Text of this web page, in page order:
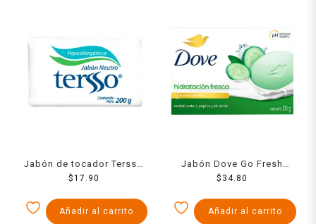
Jabón de tocador Tersso
Neutro hipoalergénico 200
$17.90
Añadir al carrito
Jabón Dove Go Fresh
pepino y té verde 135 g
$ 34.80
Añadir al carrito